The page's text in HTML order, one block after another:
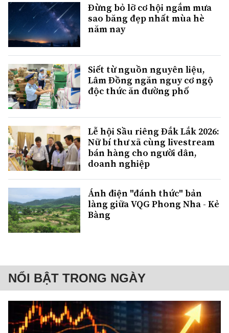
Đừng bỏ lỡ cơ hội ngắm mưa
sao băng đẹp nhất mùa hè
năm nay
Siết từ nguồn nguyên liệu,
Lâm Đồng ngăn nguy cơ ngộ
độc thức ăn đường phố
Lễ hội Sầu riêng Đắk Lắk 2026:
Nữ bí thư xã cùng livestream
bán hàng cho người dân,
doanh nghiệp
Ánh điện "đánh thức" bản
làng giữa VQG Phong Nha - Kẻ
Bàng
NỔI BẬT TRONG NGÀY